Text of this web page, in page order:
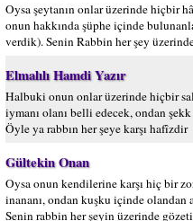
Oysa şeytanın onlar üzerinde hiçbir
onun hakkında şüphe içinde
verdik). Senin Rabbin her şey
Elmalılı Hamdi Yazır
Halbuki onun onlar üzerinde hiçbir
iymanı olanı belli edecek, ondan
Öyle ya rabbın her şeye karşı hafîzdir
Gültekin Onan
Oysa onun kendilerine karşı hiç bir
inananı, ondan kuşku içinde
Senin rabbin her şeyin üzerinde